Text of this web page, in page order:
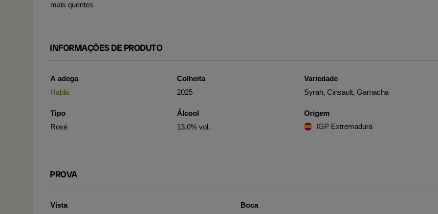
mais quentes
INFORMAÇÕES DE PRODUTO
A adega
Habla
Tipo
Rosé
Colheita
2025
Álcool
13.0% vol.
Variedade
Syrah, Cinsault, Garnacha
Origem
IGP Extremadura
PROVA
Vista
Boca